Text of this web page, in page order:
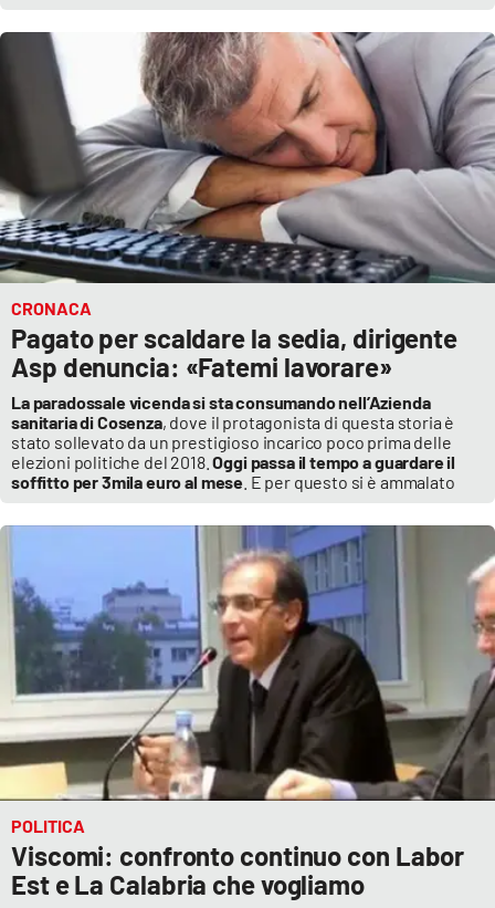
CRONACA
Pagato per scaldare la sedia, dirigente
Asp denuncia: «Fatemi lavorare»
La paradossale vicenda si sta consumando nell’Azienda
sanitaria di Cosenza, dove il protagonista di questa storia è
stato sollevato da un prestigioso incarico poco prima delle
elezioni politiche del 2018.Oggi passa il tempo a guardare il
soffitto per 3mila euro al mese . E per questo si è ammalato
POLITICA
Viscomi: confronto continuo con Labor
Est e La Calabria che vogliamo